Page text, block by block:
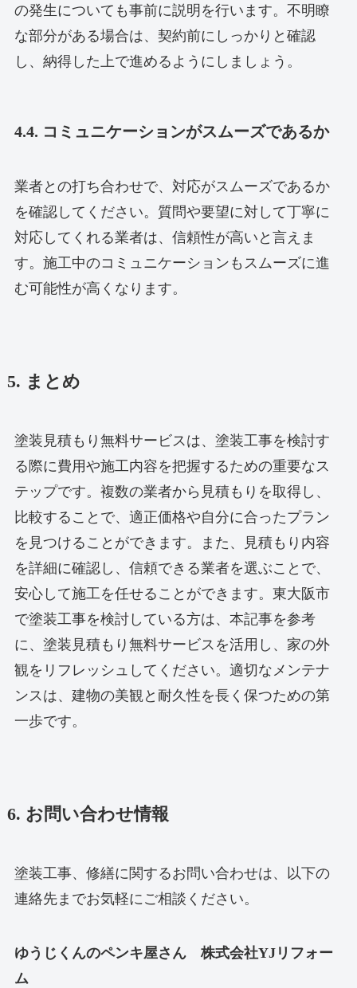
の発生についても事前に説明を行います。不明瞭
な部分がある場合は、契約前にしっかりと確認
し、納得した上で進めるようにしましょう。
4.4. コミュニケーションがスムーズであるか
業者との打ち合わせで、対応がスムーズであるか
を確認してください。質問や要望に対して丁寧に
対応してくれる業者は、信頼性が高いと言えま
す。施工中のコミュニケーションもスムーズに進
む可能性が高くなります。
5. まとめ
塗装見積もり無料サービスは、塗装工事を検討す
る際に費用や施工内容を把握するための重要なス
テップです。複数の業者から見積もりを取得し、
比較することで、適正価格や自分に合ったプラン
を見つけることができます。また、見積もり内容
を詳細に確認し、信頼できる業者を選ぶことで、
安心して施工を任せることができます。東大阪市
で塗装工事を検討している方は、本記事を参考
に、塗装見積もり無料サービスを活用し、家の外
観をリフレッシュしてください。適切なメンテナ
ンスは、建物の美観と耐久性を長く保つための第
一歩です。
6. お問い合わせ情報
塗装工事、修繕に関するお問い合わせは、以下の
連絡先までお気軽にご相談ください。
ゆうじくんのペンキ屋さん 株式会社YJリフォー
ム